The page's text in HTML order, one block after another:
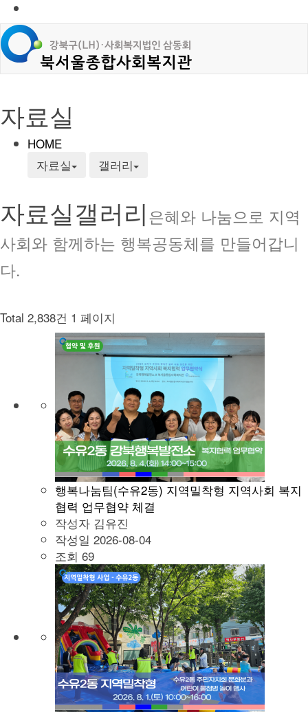
자료실
HOME
자료실
갤러리
자료실갤러리은혜와 나눔으로 지역
사회와 함께하는 행복공동체를 만들어갑니
다.
Total 2,838건 1 페이지
행복나눔팀(수유2동) 지역밀착형 지역사회 복지
협력 업무협약 체결
작성자 김유진
작성일 2026-08-04
조회 69